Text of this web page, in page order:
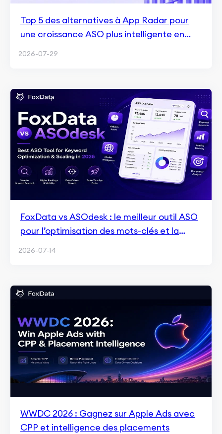
Top 5 des alternatives à App Radar pour
une croissance ASO plus intelligente en
2026-07-29
FoxData vs ASOdesk : le meilleur outil ASO
pour l’optimisation des mots-clés et la
2026-07-14
WWDC 2026 : Gagnez sur Apple Ads avec
CPP et intelligence des placements